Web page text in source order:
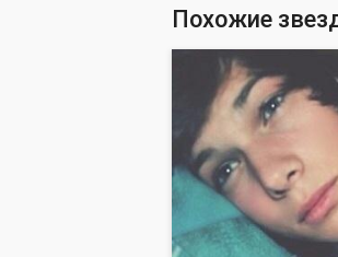
Похожие